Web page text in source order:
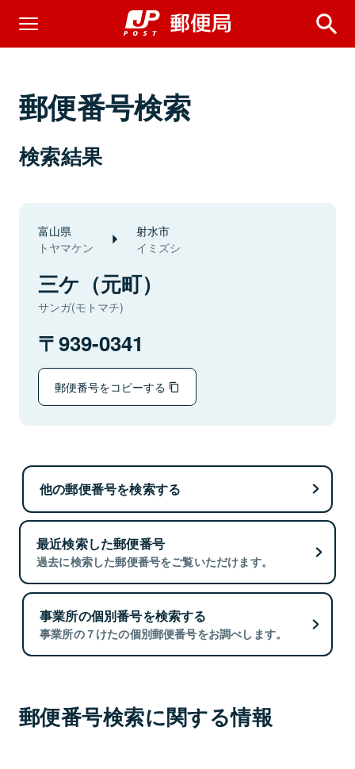
郵便番号検索
検索結果
富山県
トヤマケン
射水市
イミズシ
三ケ（元町）
サンガ(モトマチ)
939-0341
郵便番号をコピーする
他の郵便番号を検索する
最近検索した郵便番号
過去に検索した郵便番号をご覧いただけます。
事業所の個別番号を検索する
事業所の７けたの個別郵便番号をお調べします。
郵便番号検索に関する情報